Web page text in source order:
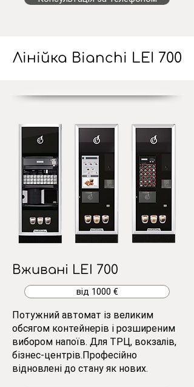
Лінійка Bianchi LEI 700
Вживані LEI 700
від 1000 €
Потужний автомат із великим
обсягом контейнерів і розширеним
вибором напоїв. Для ТРЦ, вокзалів,
бізнес-центрів.Професійно
відновлені до стану як нових.